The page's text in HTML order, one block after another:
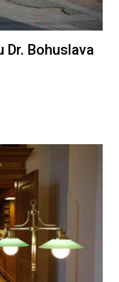
Dr. Bohuslava